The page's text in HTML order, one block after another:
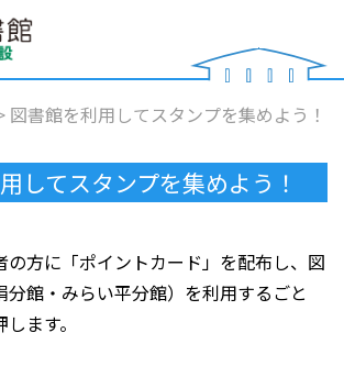
図書館を利用してスタンプを集めよう！
してスタンプを集めよう！
の方に「ポイントカード」を配布し、図
分館・みらい平分館）を利用するごと
ます。